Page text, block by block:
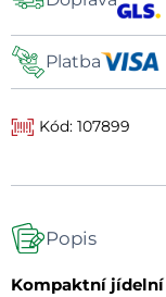
Platba
Kód: 107899
Popis
Kompaktní jídelní